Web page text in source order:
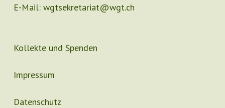
E-Mail: wgtsekretariat@wgt.ch
Kollekte und Spenden
Impressum
Datenschutz